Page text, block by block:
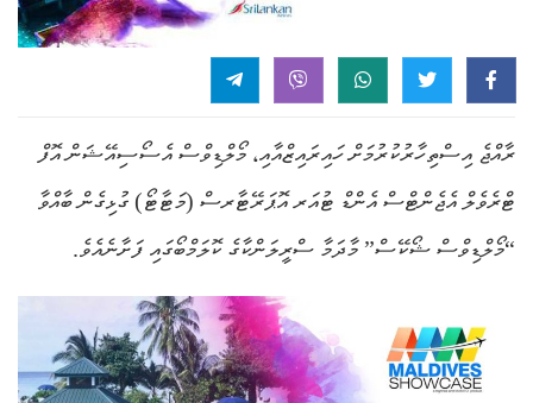
ރާއްޖެ އިސްތިހާރުކުރުމަށް ހައިރައިޒްއާއި، މޯލްޑިވްސް އެސޯސިއޭޝަން އޮފް
ޓްރެވެލް އެޖެންޓްސް އެންޑް ޓުއަރ އޮޕަރޭޓާރސް (މަޓާޓޯ) ގުޅިގެން ބާއްވާ
“މޯލްޑިވްސް ޝޯކޭސް” މާދަމާ ސްރީލަންކާގެ ކޮލަމްބޯގައި ފަށާނެއެވެ.